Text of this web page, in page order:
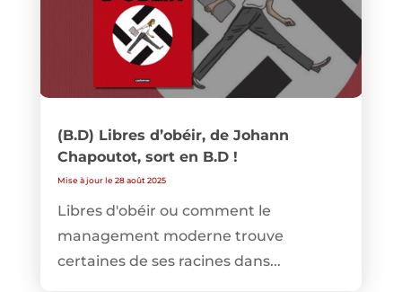
(B.D) Libres d’obéir, de Johann
Chapoutot, sort en B.D !
Mise à jour le 28 août 2025
Libres d'obéir ou comment le
management moderne trouve
certaines de ses racines dans...